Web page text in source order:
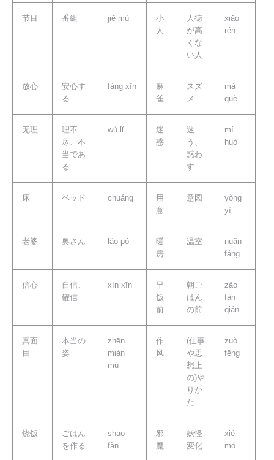
节目 番組 jiē mù
小
人
人徳
が高
くな
い人
xiǎo
rén
放心
安心す
る
fàng xīn
麻
雀
スズ
メ
má
què
无理
理不
尽、不
当であ
る
wú lǐ
迷
惑
迷
う、
惑わ
す
mí
huò
床 ベッド chuáng
用
意
意図
yòng
yì
老婆 奥さん lǎo pó
暖
房
温室
nuǎn
fáng
信心
自信、
確信
xìn xīn
早
饭
前
朝ご
はん
の前
zǎo
fàn
qián
真面
目
本当の
姿
zhēn
miàn
mù
作
风
(仕事
や思
想上
の)や
りか
た
zuò
fēng
烧饭
ごはん
を作る
shāo
fàn
邪
魔
妖怪
変化
xié
mó